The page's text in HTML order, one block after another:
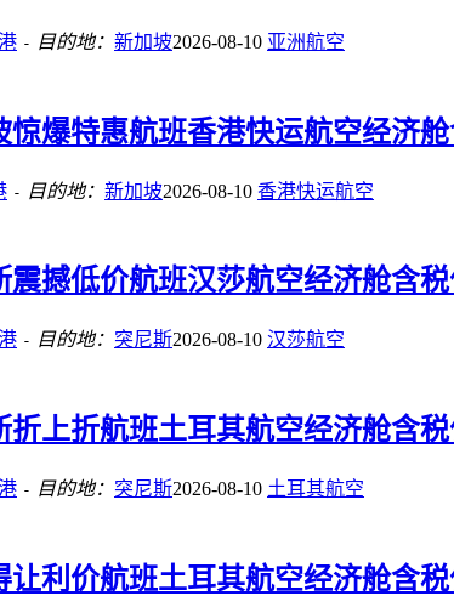
- 目的地： 新加坡2026-08-10 亚洲航空
爆特惠航班香港快运航空经济舱
- 目的地： 新加坡2026-08-10 香港快运航空
撼低价航班汉莎航空经济舱含税
- 目的地： 突尼斯2026-08-10 汉莎航空
上折航班土耳其航空经济舱含税
- 目的地： 突尼斯2026-08-10 土耳其航空
利价航班土耳其航空经济舱含税